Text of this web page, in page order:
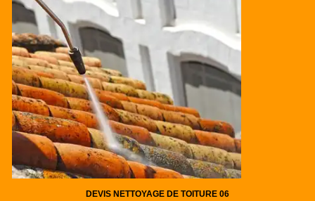
DEVIS NETTOYAGE DE TOITURE 06